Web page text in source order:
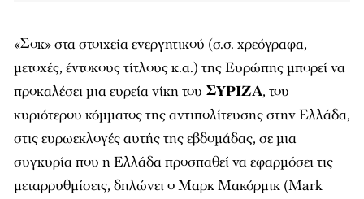
«Σοκ» στα στοιχεία ενεργητικού (σ.σ. χρεόγραφα,
μετοχές, έντοκους τίτλους κ.α.) της Ευρώπης μπορεί να
προκαλέσει μια ευρεία νίκη του ΣΥΡΙΖΑ, του
κυριότερου κόμματος της αντιπολίτευσης στην Ελλάδα,
στις ευρωεκλογές αυτής της εβδομάδας, σε μια
συγκυρία που η Ελλάδα προσπαθεί να εφαρμόσει τις
μεταρρυθμίσεις, δηλώνει ο Μαρκ Μακόρμικ (Mark